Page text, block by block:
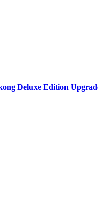
Deluxe Edition